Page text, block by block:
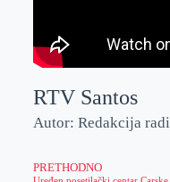
RTV Santos
Autor: Redakcija
PRETHODNO